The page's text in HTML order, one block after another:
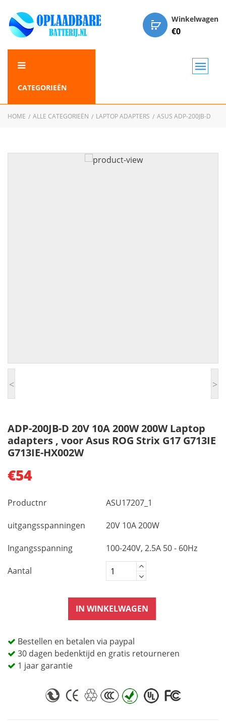
Winkelwagen
€0
CATEGORIEËN
HOME ALLE CATEGORIEËN LAPTOP ADAPTERS ASUS ADP-200JB-D
< >
ADP-200JB-D 20V 10A 200W 200W Laptop
adapters , voor Asus ROG Strix G17 G713IE
G713IE-HX002W
€54
Productnr ASU17207_1
uitgangsspanningen 20V 10A 200W
Ingangsspanning 100-240V, 2.5A 50 - 60Hz
Aantal
IN WINKELWAGEN
Bestellen en betalen via paypal
30 dagen bedenktijd en gratis retourneren
1 jaar garantie